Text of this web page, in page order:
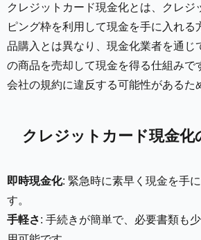
クレジットカード現金化とは、クレジ
ピング枠を利用して現金を手に入れる
品購入とは異なり、現金化業者を通じ
の商品を売却して現金を得る仕組みで
会社の規約に違反する可能性があるた
クレジットカード現金化
即時現金化: 緊急時に素早く現金を手
す。
手軽さ: 手続きが簡単で、必要書類も